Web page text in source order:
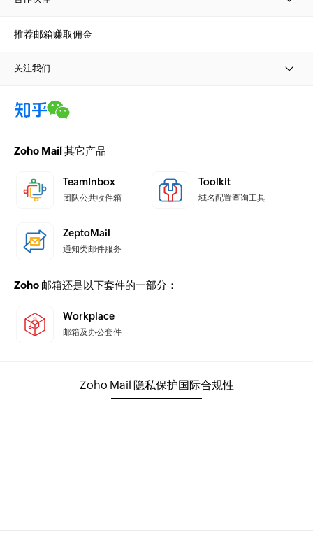
推荐邮箱赚取佣金
关注我们
Zoho Mail 其它产品
TeamInbox
团队公共收件箱
Toolkit
域名配置查询工具
ZeptoMail
通知类邮件服务
Zoho 邮箱还是以下套件的一部分：
Workplace
邮箱及办公套件
Zoho Mail 隐私保护国际合规性